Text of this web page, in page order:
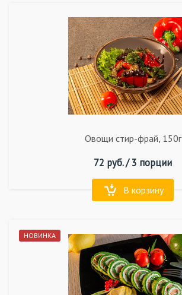
Овощи стир-фрай, 150г
72 руб. /3 порции
В корзину
НОВИНКА